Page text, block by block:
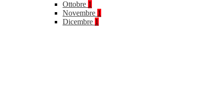
Ottobre 1
Novembre 1
Dicembre 1